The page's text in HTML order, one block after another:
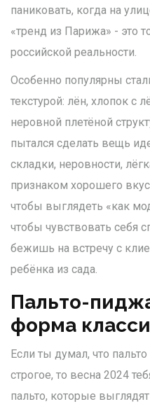
паниковать, когда на
«тренд из Парижа» - это
российской реальности.
Особенно популярны
текстурой: лён, хлопок с
неровной плетёной
пытался сделать вещь
складки, неровности,
признаком хорошего
чтобы выглядеть «как
чтобы чувствовать себя
бежишь на встречу с
ребёнка из сада.
Пальто-
форма
Если ты думал, что
строгое, то весна 2024
пальто, которые